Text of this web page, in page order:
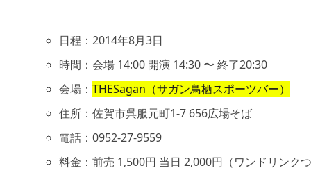
日程：2014年8月3日
時間：会場 14:00 開演 14:30 〜 終了20:30
会場： THESagan（サガン鳥栖スポーツバー）
住所：佐賀市呉服元町1-7 656広場そば
電話：0952-27-9559
料金：前売 1,500円 当日 2,000円（ワンドリンク